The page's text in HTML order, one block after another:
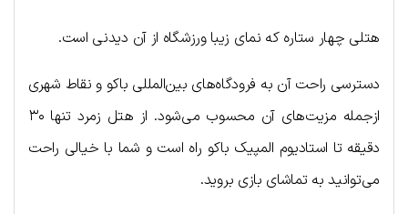
هتلی چهار ستاره که نمای زیبا ورزشگاه از آن دیدنی است.
دسترسی راحت آن به فرودگاه‌های بین‌المللی باکو و نقاط شهری
ازجمله مزیت‌های آن محسوب می‌شود. از هتل زمرد تنها ۳۰
دقیقه تا استادیوم المپیک باکو راه است و شما با خیالی راحت
می‌توانید به تماشای بازی بروید.